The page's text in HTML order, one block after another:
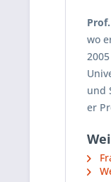
wo
und
er